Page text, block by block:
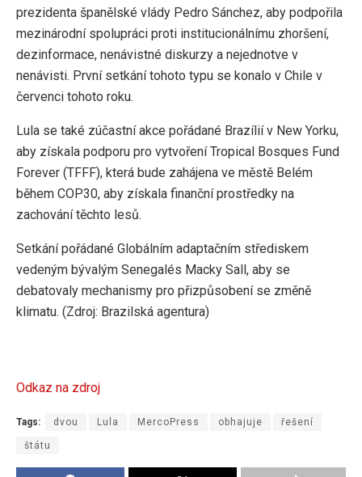
prezidenta španělské vlády Pedro Sánchez, aby podpořila
mezinárodní spolupráci proti institucionálnímu zhoršení,
dezinformace, nenávistné diskurzy a nejednotve v
nenávisti. První setkání tohoto typu se konalo v Chile v
červenci tohoto roku.
Lula se také zúčastní akce pořádané Brazílií v New Yorku,
aby získala podporu pro vytvoření Tropical Bosques Fund
Forever (TFFF), která bude zahájena ve městě Belém
během COP30, aby získala finanční prostředky na
zachování těchto lesů.
Setkání pořádané Globálním adaptačním střediskem
vedeným bývalým Senegalés Macky Sall, aby se
debatovaly mechanismy pro přizpůsobení se změně
klimatu. (Zdroj: Brazilská agentura)
Odkaz na zdroj
Tags: dvou Lula MercoPress obhajuje řešení
štátu